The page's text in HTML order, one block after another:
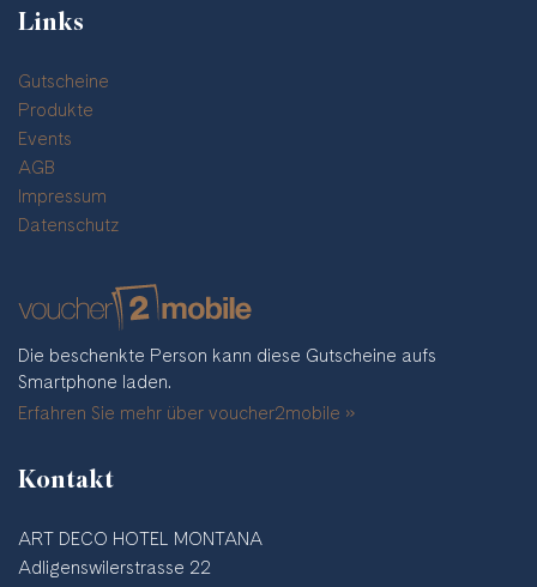
Links
Gutscheine
Produkte
Events
AGB
Impressum
Datenschutz
Die beschenkte Person kann diese Gutscheine aufs
Smartphone laden.
Erfahren Sie mehr über voucher2mobile »
Kontakt
ART DECO HOTEL MONTANA
Adligenswilerstrasse 22